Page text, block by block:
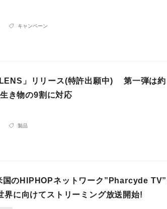
キャンペーン
」リリース(特許出願中) 第一弾は約
き物の9割に対応
製品
のHIPHOPネットワーク”Pharcyde TV”
界に向けてストリーミング放送開始!